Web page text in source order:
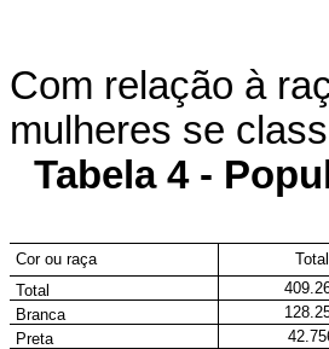
Com relação à
mulheres se
Tabela 4 -
Cor ou raça Total
Total
Branca
Preta